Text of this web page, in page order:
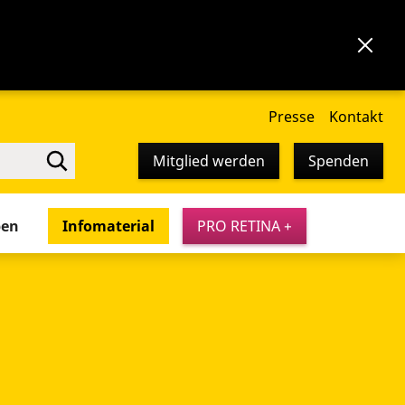
Presse Kontakt
Mitglied werden Spenden
Infomaterial PRO RETINA +